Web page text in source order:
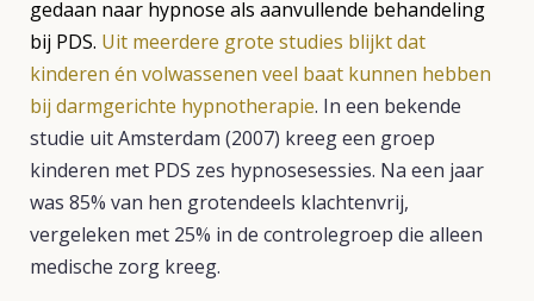
gedaan naar hypnose als aanvullende behandeling
bij PDS. Uit meerdere grote studies blijkt dat
kinderen én volwassenen veel baat kunnen hebben
bij darmgerichte hypnotherapie. In een bekende
studie uit Amsterdam (2007) kreeg een groep
kinderen met PDS zes hypnosesessies. Na een jaar
was 85% van hen grotendeels klachtenvrij,
vergeleken met 25% in de controlegroep die alleen
medische zorg kreeg.